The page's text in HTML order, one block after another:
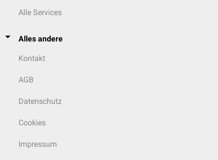
Alle Services
Alles andere
Kontakt
AGB
Datenschutz
Cookies
Impressum